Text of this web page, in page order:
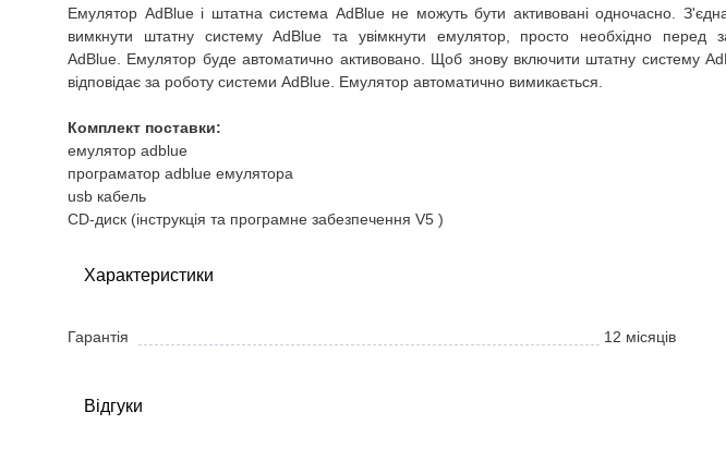
Емулятор AdBlue і штатна система AdBlue не можуть бути активовані одночасно.
вимкнути штатну систему AdBlue та увімкнути емулятор, просто необхідно перед
AdBlue.
Емулятор буде автоматично активовано.
Щоб знову включити штатну систему
відповідає за роботу системи AdBlue. Емулятор автоматично вимикається.
Комплект поставки:
емулятор adblue
програматор adblue емулятора
usb кабель
CD-диск (інструкція та програмне забезпечення V5 )
Характеристики
Гарантія 12 місяців
Відгуки